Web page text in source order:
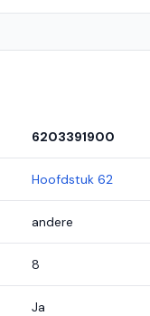
6203391900
Hoofdstuk 62
andere
8
Ja